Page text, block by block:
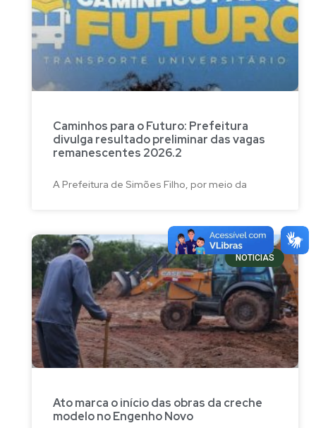
Caminhos para o Futuro: Prefeitura
divulga resultado preliminar das vagas
remanescentes 2026.2
A Prefeitura de Simões Filho, por meio da
NOTÍCIAS
Ato marca o início das obras da creche
modelo no Engenho Novo